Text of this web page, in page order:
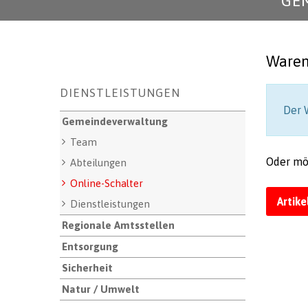
Unternavigation
DIENSTLEISTUNGEN
Gemeindeverwaltung
Team
Abteilungen
Online-Schalter
Dienstleistungen
Regionale Amtsstellen
Entsorgung
Sicherheit
Natur / Umwelt
Der
Oder